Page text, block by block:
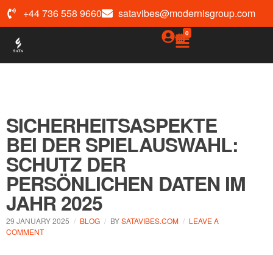
+44 736 558 9660 satavibes@modernisgroup.com
0
SICHERHEITSASPEKTE
BEI DER SPIELAUSWAHL:
SCHUTZ DER
PERSÖNLICHEN DATEN IM
JAHR 2025
29 JANUARY 2025 BLOG BYSATAVIBES.COM
LEAVE A
COMMENT